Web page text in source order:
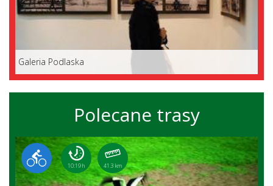
Galeria Podlaska
Polecane trasy
10:19 h 41.3 km